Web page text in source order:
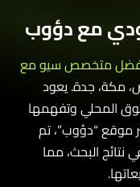
مع دؤوب
متخصص سيو مع
جدة. يعود
المحلي وتفهمها
“دؤوب”، تم
البحث، مما